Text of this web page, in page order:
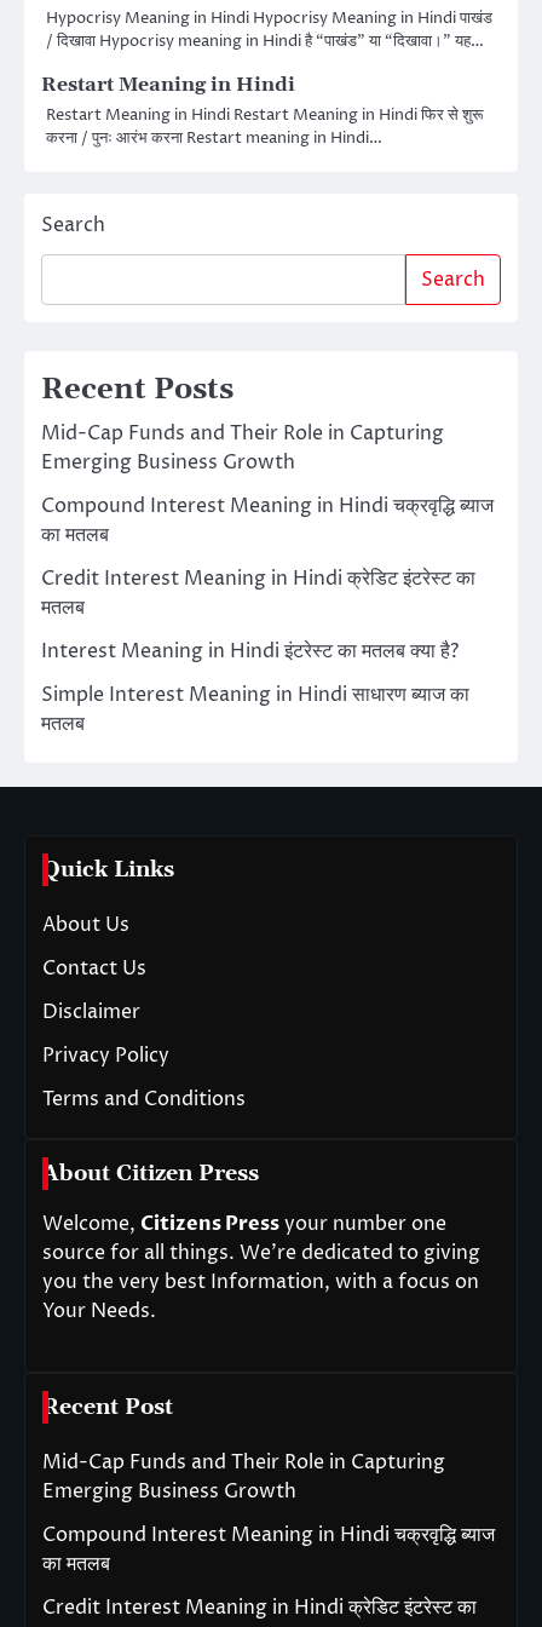
Hypocrisy Meaning in Hindi Hypocrisy Meaning in Hindi पाखंड
/ दिखावा Hypocrisy meaning in Hindi है “पाखंड” या “दिखावा।” यह…
Restart Meaning in Hindi
Restart Meaning in Hindi Restart Meaning in Hindi फिर से शुरू
करना / पुनः आरंभ करना Restart meaning in Hindi…
Search
Search
Recent Posts
Mid-Cap Funds and Their Role in Capturing
Emerging Business Growth
Compound Interest Meaning in Hindi चक्रवृद्धि ब्याज
का मतलब
Credit Interest Meaning in Hindi क्रेडिट इंटरेस्ट का
मतलब
Interest Meaning in Hindi इंटरेस्ट का मतलब क्या है?
Simple Interest Meaning in Hindi साधारण ब्याज का
मतलब
Quick Links
About Us
Contact Us
Disclaimer
Privacy Policy
Terms and Conditions
About Citizen Press
Welcome, Citizens Pressyour number one
source for all things. We’re dedicated to giving
you the very best Information, with a focus on
Your Needs.
Recent Post
Mid-Cap Funds and Their Role in Capturing
Emerging Business Growth
Compound Interest Meaning in Hindi चक्रवृद्धि ब्याज
का मतलब
Credit Interest Meaning in Hindi क्रेडिट इंटरेस्ट का